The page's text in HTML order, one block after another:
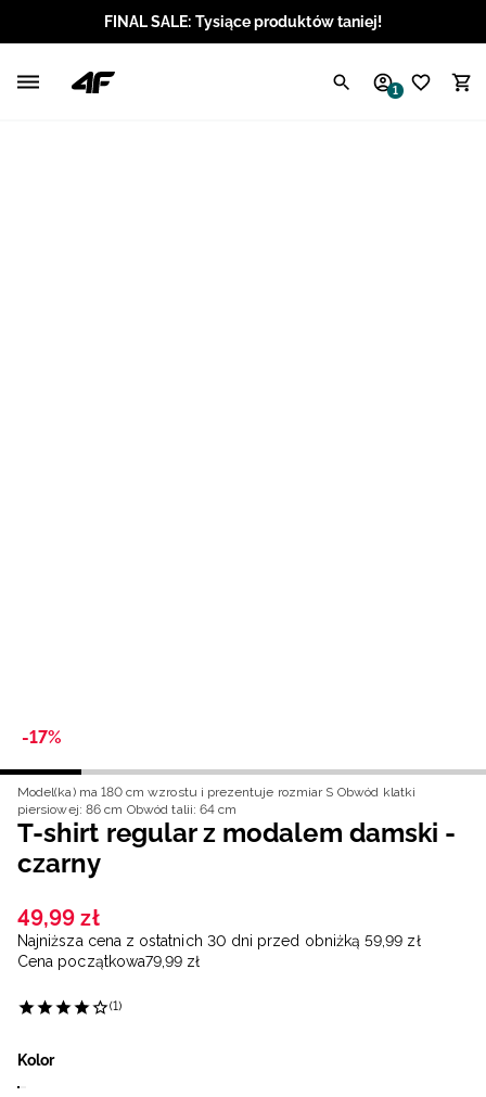
FINAL SALE: Tysiące produktów taniej!
1
-17%
Model(ka) ma 180 cm wzrostu i prezentuje rozmiar S Obwód klatki
piersiowej: 86 cm Obwód talii: 64 cm
T-shirt regular z modalem damski -
czarny
49,99 zł
Najniższa cena z ostatnich 30 dni przed obniżką 59,99 zł
Cena początkowa79,99 zł
(1)
Kolor